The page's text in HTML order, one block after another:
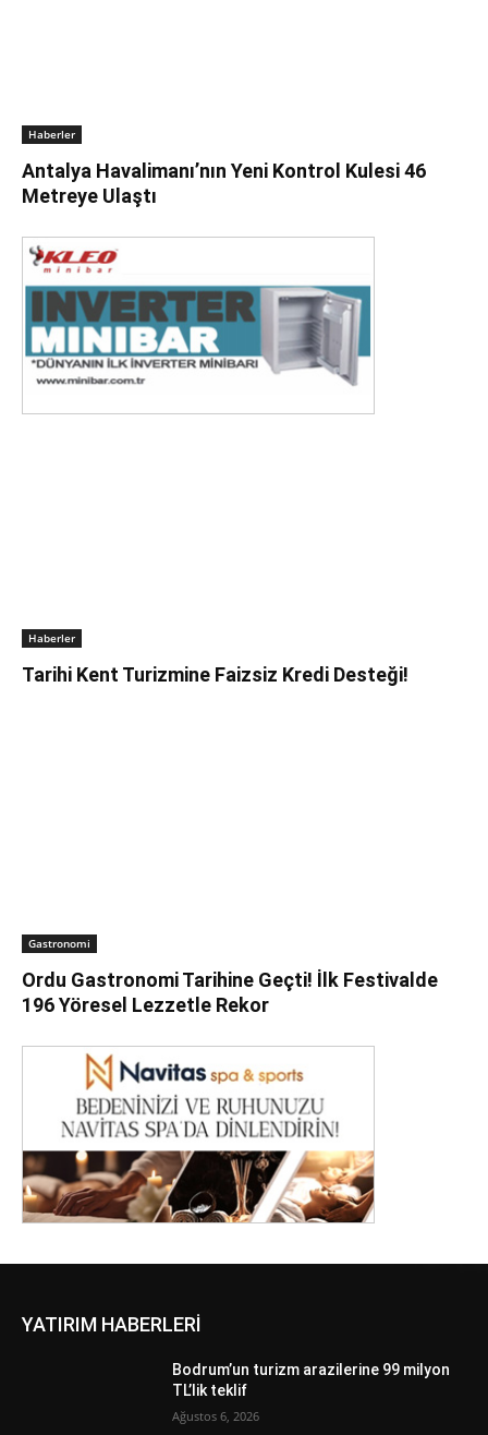
Haberler
Antalya Havalimanı’nın Yeni Kontrol Kulesi 46
Metreye Ulaştı
Haberler
Tarihi Kent Turizmine Faizsiz Kredi Desteği!
Gastronomi
Ordu Gastronomi Tarihine Geçti! İlk Festivalde
196 Yöresel Lezzetle Rekor
YATIRIM HABERLERİ
Bodrum’un turizm arazilerine 99 milyon
TL’lik teklif
Ağustos 6, 2026